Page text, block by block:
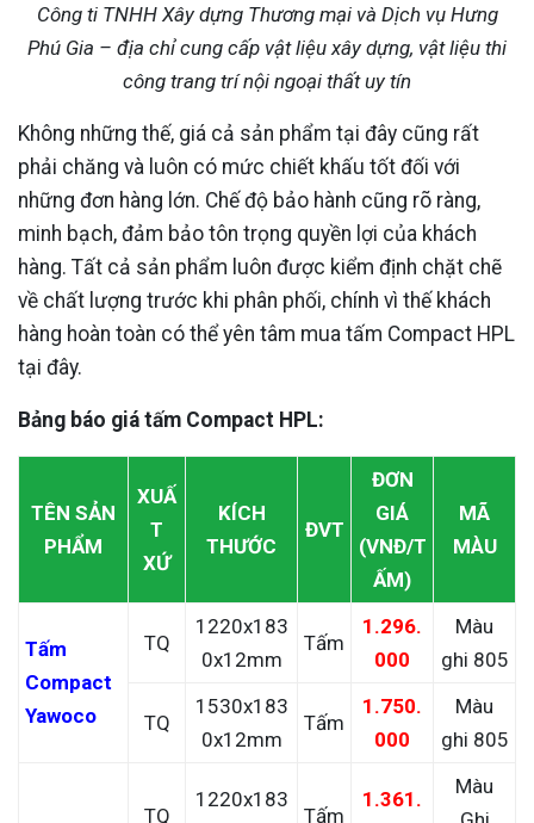
Công ti TNHH Xây dựng Thương mại và Dịch vụ Hưng
Phú Gia – địa chỉ cung cấp vật liệu xây dựng, vật liệu thi
công trang trí nội ngoại thất uy tín
Không những thế, giá cả sản phẩm tại đây cũng rất
phải chăng và luôn có mức chiết khấu tốt đối với
những đơn hàng lớn. Chế độ bảo hành cũng rõ ràng,
minh bạch, đảm bảo tôn trọng quyền lợi của khách
hàng. Tất cả sản phẩm luôn được kiểm định chặt chẽ
về chất lượng trước khi phân phối, chính vì thế khách
hàng hoàn toàn có thể yên tâm mua tấm Compact HPL
tại đây.
Bảng báo giá tấm Compact HPL:
TÊN SẢN
PHẨM
XUẤ
T
XỨ
KÍCH
THƯỚC
ĐVT
ĐƠN
GIÁ
(VNĐ/T
ẤM)
MÃ
MÀU
Tấm
Compact
Yawoco
TQ
1220x183
0x12mm
Tấm
1.296.
000
Màu
ghi 805
TQ
1530x183
0x12mm
Tấm
1.750.
000
Màu
ghi 805
TQ
1220x183
Tấm
1.361.
Màu